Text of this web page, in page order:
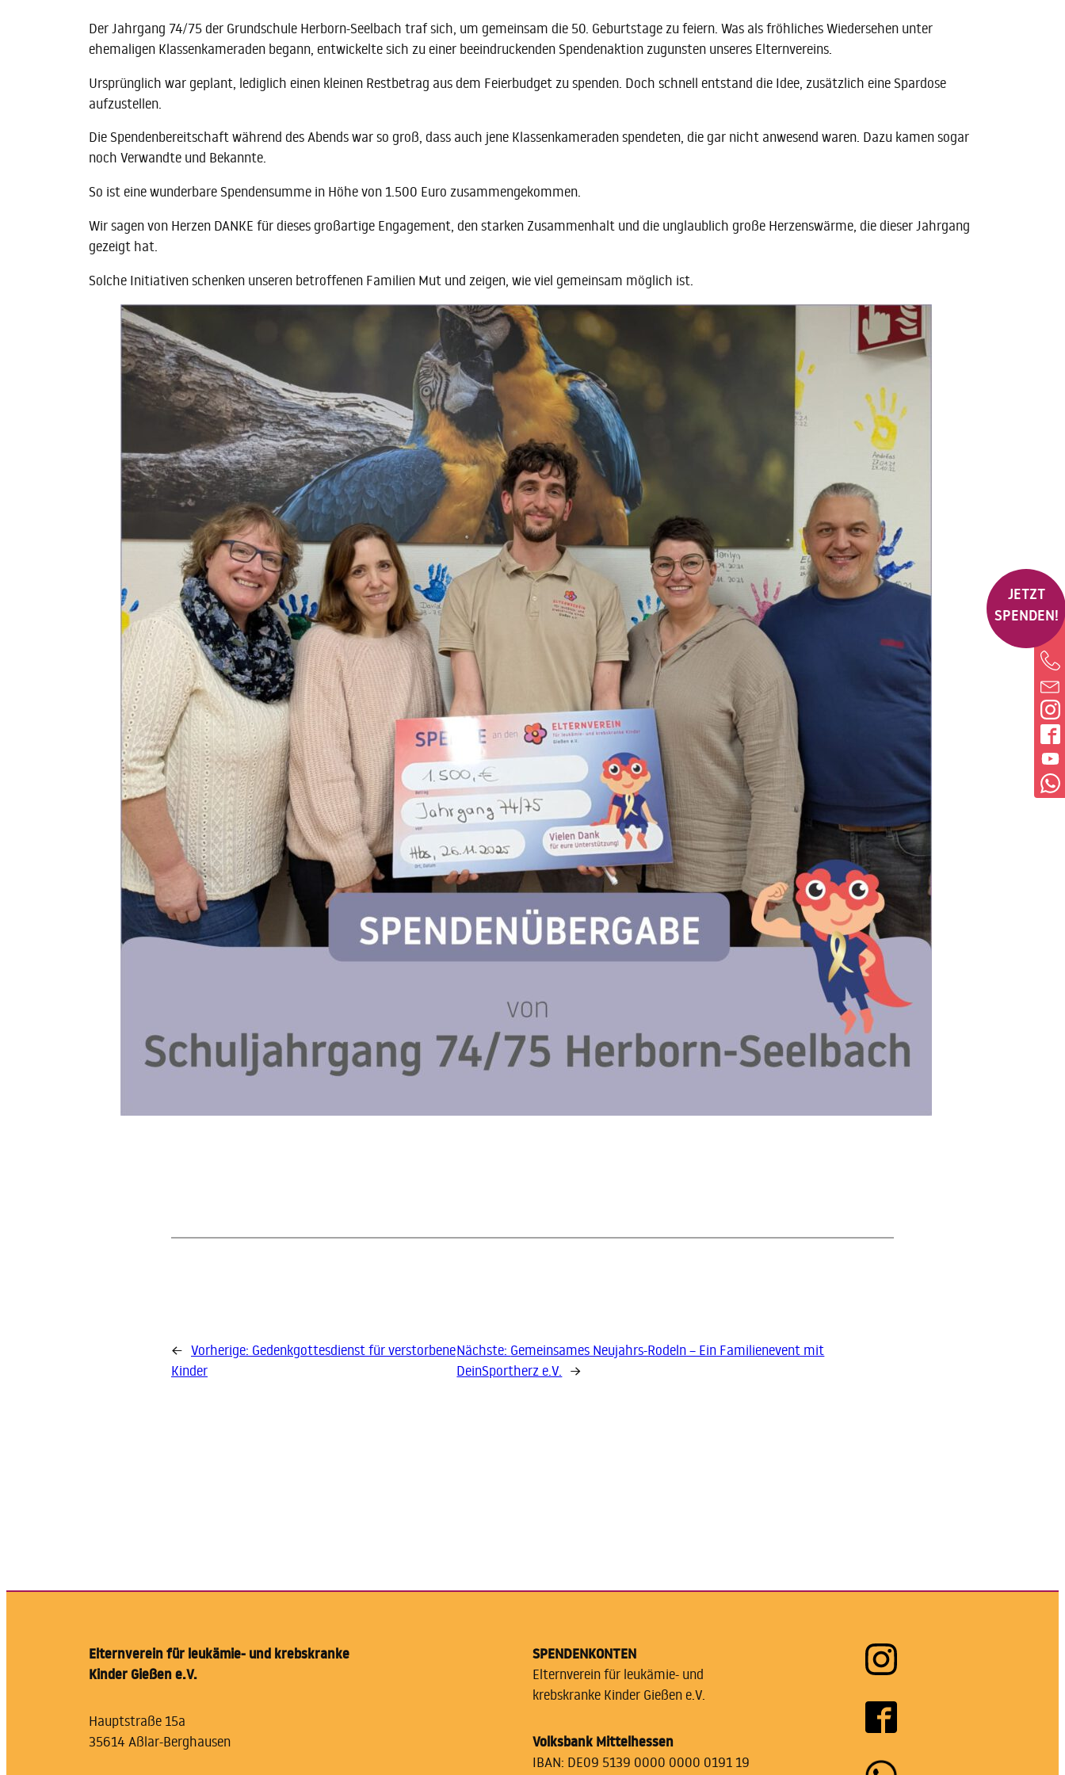
Der Jahrgang 74/75 der Grundschule Herborn-Seelbach traf sich, um gemeinsam die 50. Geburtstage zu feiern. Was als fröhliches Wiedersehen unter
ehemaligen Klassenkameraden begann, entwickelte sich zu einer beeindruckenden Spendenaktion zugunsten unseres Elternvereins.
Ursprünglich war geplant, lediglich einen kleinen Restbetrag aus dem Feierbudget zu spenden. Doch schnell entstand die Idee, zusätzlich eine Spardose
aufzustellen.
Die Spendenbereitschaft während des Abends war so groß, dass auch jene Klassenkameraden spendeten, die gar nicht anwesend waren. Dazu kamen sogar
noch Verwandte und Bekannte.
So ist eine wunderbare Spendensumme in Höhe von 1.500 Euro zusammengekommen.
Wir sagen von Herzen DANKE für dieses großartige Engagement, den starken Zusammenhalt und die unglaublich große Herzenswärme, die dieser Jahrgang
gezeigt hat.
Solche Initiativen schenken unseren betroffenen Familien Mut und zeigen, wie viel gemeinsam möglich ist.
← Vorherige: Gedenkgottesdienst für verstorbene
Kinder
Nächste: Gemeinsames Neujahrs-Rodeln – Ein Familienevent mit
DeinSportherz e.V. →
Elternverein für leukämie- und krebskranke
Kinder Gießen e.V.
Hauptstraße 15a
35614 Aßlar-Berghausen
SPENDENKONTEN
Elternverein für leukämie- und
krebskranke Kinder Gießen e.V.
Volksbank Mittelhessen
IBAN: DE09 5139 0000 0000 0191 19
JETZT
SPENDEN!